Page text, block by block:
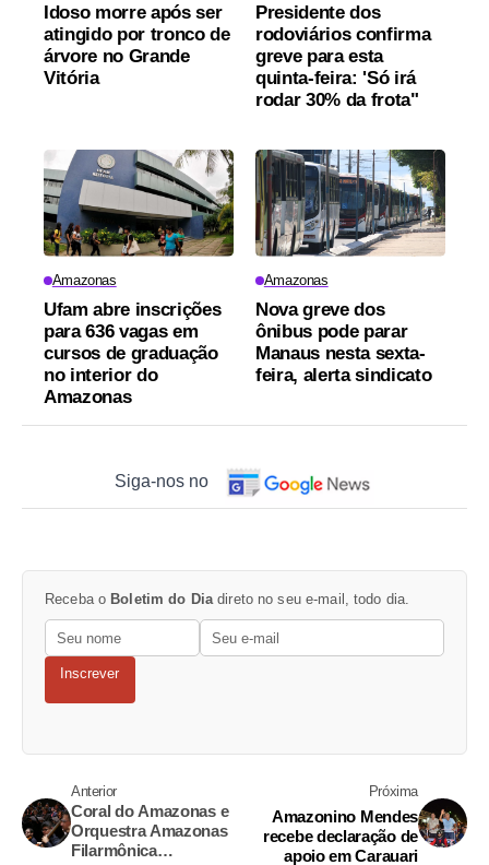
Idoso morre após ser
atingido por tronco de
árvore no Grande
Vitória
Presidente dos
rodoviários confirma
greve para esta
quinta-feira: 'Só irá
rodar 30% da frota"
Amazonas
Ufam abre inscrições
para 636 vagas em
cursos de graduação
no interior do
Amazonas
Amazonas
Nova greve dos
ônibus pode parar
Manaus nesta sexta-
feira, alerta sindicato
Siga-nos no
Receba o Boletim do Dia direto no seu e-mail, todo dia.
Inscrever
Anterior
Coral do Amazonas e
Orquestra Amazonas
Filarmônica
Próxima
Amazonino Mendes
recebe declaração de
apoio em Carauari